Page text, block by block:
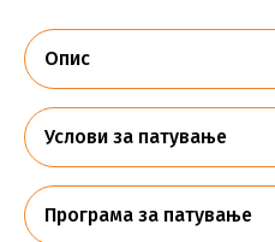
Опис
Услови за патување
Програма за патување